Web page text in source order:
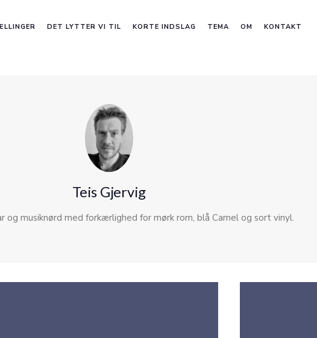
DET LYTTER VI TIL KORTE INDSLAG TEMA OM KONTAKT
Teis Gjervig
og musiknørd med forkærlighed for mørk rom, blå Camel og sort vinyl.